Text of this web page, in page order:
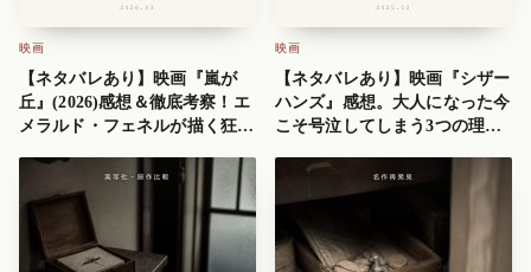
映画
【ネタバレあり】映画『嵐が
丘』(2026)感想＆徹底考察！エ
メラルド・フェネルが描く狂気
映画
【ネタバレあり】映画『シザー
ハンズ』感想。大人になった今
こそ号泣してしまう3つの理由